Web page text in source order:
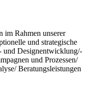
im Rahmen unserer
und strategische
und Designentwicklung/-
und Prozessen/
Beratungsleistungen